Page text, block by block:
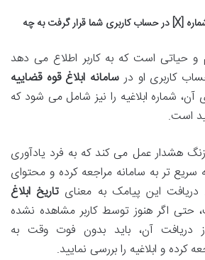
پیامک ابلاغیه الکترونیکی شماره [X] در حساب کاربری شما قرار گرفت به چه
حیاتی است که به کاربر اطلاع می دهد
کاربری او در سامانه ابلاغ قوه قضاییه
آن، شماره ابلاغیه را نیز شامل می شود که
است.
هشدار عمل می کند که به فرد یادآوری
تر به سامانه مراجعه کرده و محتوای
دریافت این پیامک به معنای تاریخ ابلاغ
حتی اگر هنوز توسط کاربر مشاهده نشده
دریافت آن، باید بدون فوت وقت به
کرده و ابلاغیه را بررسی نمایید.